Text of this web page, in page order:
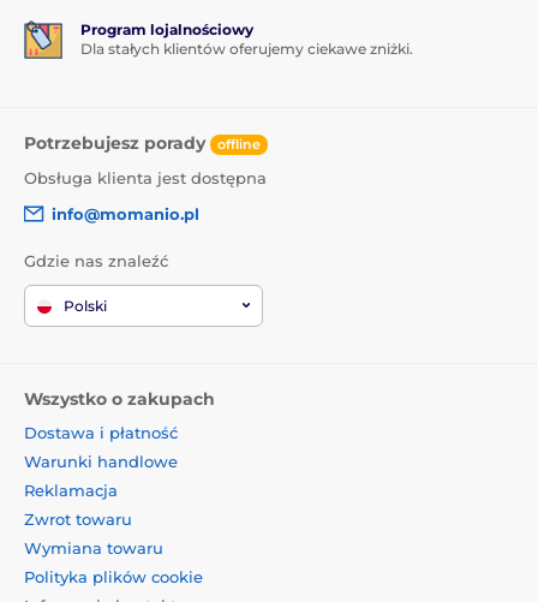
Program lojalnościowy
Dla stałych klientów oferujemy ciekawe zniżki.
Potrzebujesz porady offline
Obsługa klienta jest dostępna
info@momanio.pl
Gdzie nas znaleźć
Polski
Wszystko o zakupach
Dostawa i płatność
Warunki handlowe
Reklamacja
Zwrot towaru
Wymiana towaru
Polityka plików cookie